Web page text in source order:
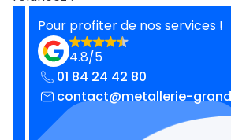
Pour profiter de nos services !
4.8/5
01 84 24 42 80
contact@metallerie-